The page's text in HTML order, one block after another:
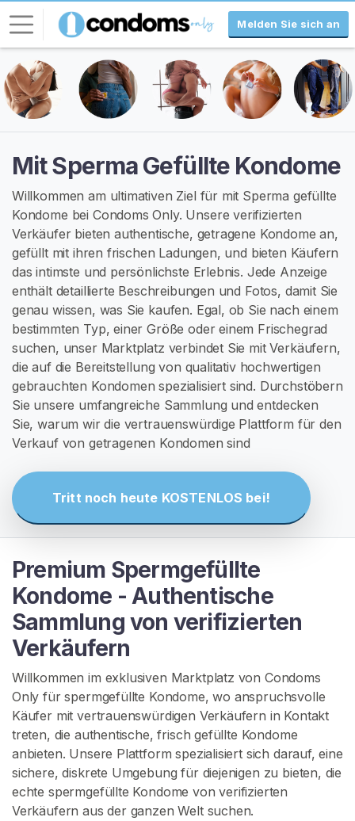
Melden Sie sich an
Mit Sperma Gefüllte Kondome
Willkommen am ultimativen Ziel für mit Sperma gefüllte
Kondome bei Condoms Only. Unsere verifizierten
Verkäufer bieten authentische, getragene Kondome an,
gefüllt mit ihren frischen Ladungen, und bieten Käufern
das intimste und persönlichste Erlebnis. Jede Anzeige
enthält detaillierte Beschreibungen und Fotos, damit Sie
genau wissen, was Sie kaufen. Egal, ob Sie nach einem
bestimmten Typ, einer Größe oder einem Frischegrad
suchen, unser Marktplatz verbindet Sie mit Verkäufern,
die auf die Bereitstellung von qualitativ hochwertigen
gebrauchten Kondomen spezialisiert sind. Durchstöbern
Sie unsere umfangreiche Sammlung und entdecken
Sie, warum wir die vertrauenswürdige Plattform für den
Verkauf von getragenen Kondomen sind
Tritt noch heute KOSTENLOS bei!
Premium Spermgefüllte
Kondome - Authentische
Sammlung von verifizierten
Verkäufern
Willkommen im exklusiven Marktplatz von Condoms
Only für spermgefüllte Kondome, wo anspruchsvolle
Käufer mit vertrauenswürdigen Verkäufern in Kontakt
treten, die authentische, frisch gefüllte Kondome
anbieten. Unsere Plattform spezialisiert sich darauf, eine
sichere, diskrete Umgebung für diejenigen zu bieten, die
echte spermgefüllte Kondome von verifizierten
Verkäufern aus der ganzen Welt suchen.
L
o
g
-
n
R
E
G
I
S
T
R
I
E
R
E
N
I
E
S
I
C
K
O
S
T
E
L
O
S
>
S
t
a
r
t
s
e
i
t